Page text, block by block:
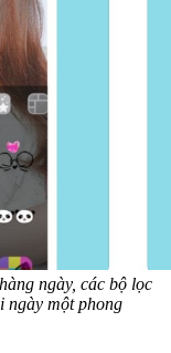
ngày, các bộ lọc
ngày một phong